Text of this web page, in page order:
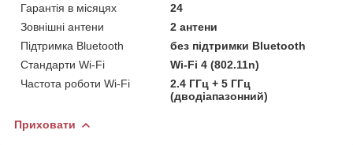
Гарантія в місяцях
24
Зовнішні антени
2 антени
Підтримка Bluetooth
без підтримки Bluetooth
Стандарти Wi-Fi
Wi-Fi 4 (802.11n)
Частота роботи Wi-Fi
2.4 ГГц + 5 ГГц
(дводіапазонний)
Приховати